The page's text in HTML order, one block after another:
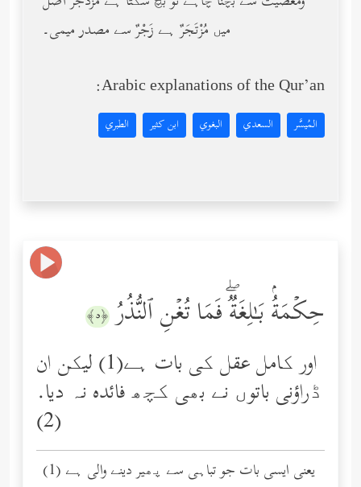
میں مُزْتَجَرٌ ہے زَجْرٌ سے مصدر میمی۔
Arabic explanations of the Qur’an:
المُيسَّر السعدي البغوي ابن كثير الطبري
حِكۡمَةُۢ بَـٰلِغَةࣱۖ فَمَا تُغۡنِ ٱلنُّذُرُ ﴿٥﴾
اور کامل عقل کی بات ہے(1) لیکن ان
ڈراؤنی باتوں نے بھی کچھ فائده نہ دیا.
(2)
(1) یعنی ایسی بات جو تباہی سے پھیر دینے والی ہے